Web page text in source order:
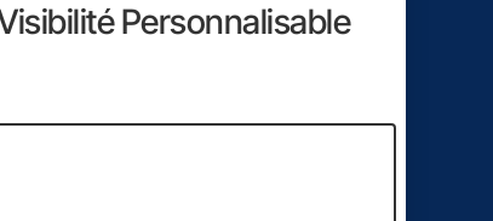
Personnalisable